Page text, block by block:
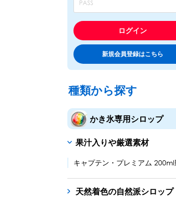
蜜・シロップ
和風甘味シロップ いろいろ使え
トッピング・製菓材料
練乳・コンデンスミルク あずき
ブロックアイススライサー キュ
台湾かき氷
フレーバー氷（味つきの氷）
飲食店のサイドメニューに
シロップ トッピング テイ
専門店の副材料に
シロップ トッピング 製菓
ドリンクメニューに
ログイン
新規会員登録はこちら
種類から探す
かき氷専用シロップ
果汁入りや厳選素材
キャプテン・プレミアム
天然着色の自然派シロップ